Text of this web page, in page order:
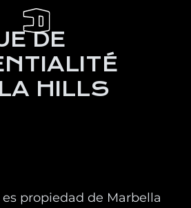
DE
HILLS
propiedad de Marbella